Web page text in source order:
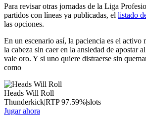
Para revisar otras jornadas de la Liga
partidos con líneas ya publicadas, el listado
las opciones.
En un escenario así, la paciencia es el activo
la cabeza sin caer en la ansiedad de apostar
vale oro. Y si uno quiere distraerse sin
como
Heads Will Roll
Thunderkick|RTP97.59%|slots
Jugar ahora